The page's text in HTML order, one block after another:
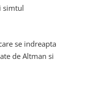
simtul
se indreapta
de Altman si